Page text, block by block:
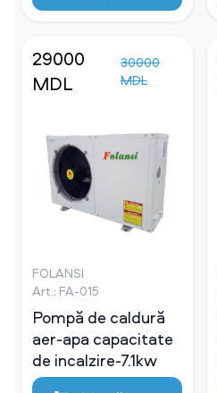
29000
MDL
30000
MDL
FOLANSI
Art.: FA-015
Pompă de caldură
aer-apa capacitate
de incalzire-7.1kw